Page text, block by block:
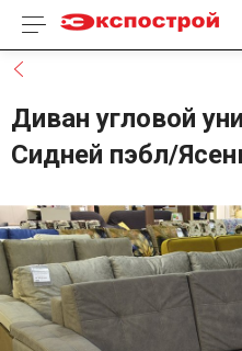
Каталог товаров
Диван угловой
Сидней пэбл/